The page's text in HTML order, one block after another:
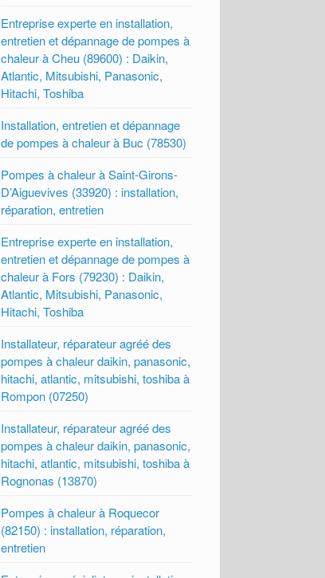
Entreprise experte en installation,
entretien et dépannage de pompes à
chaleur à Cheu (89600) : Daikin,
Atlantic, Mitsubishi, Panasonic,
Hitachi, Toshiba
Installation, entretien et dépannage
de pompes à chaleur à Buc (78530)
Pompes à chaleur à Saint-Girons-
D’Aiguevives (33920) : installation,
réparation, entretien
Entreprise experte en installation,
entretien et dépannage de pompes à
chaleur à Fors (79230) : Daikin,
Atlantic, Mitsubishi, Panasonic,
Hitachi, Toshiba
Installateur, réparateur agréé des
pompes à chaleur daikin, panasonic,
hitachi, atlantic, mitsubishi, toshiba à
Rompon (07250)
Installateur, réparateur agréé des
pompes à chaleur daikin, panasonic,
hitachi, atlantic, mitsubishi, toshiba à
Rognonas (13870)
Pompes à chaleur à Roquecor
(82150) : installation, réparation,
entretien